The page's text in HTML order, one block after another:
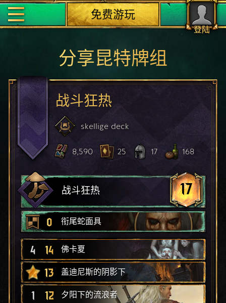
登陆
免费游玩
分享昆特牌组
战斗狂热
skellige deck
8,590 25 17 168
战斗狂热 17
0 衔尾蛇面具
4 14 佛卡夏
13 盖迪尼斯的阴影下
1 12 夕阳下的流浪者